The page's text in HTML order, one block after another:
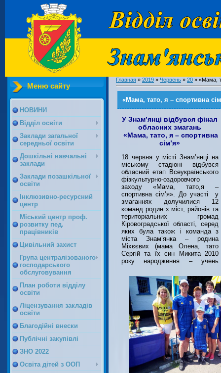
Меню сайту
НОВИНИ
Відділ освіти
Заклади загальної
середньої освіти
Дошкільні навчальні
заклади
Заклади позашкільної
освіти
Інклюзивно-ресурсний
центр
Міський центр проф.
розвитку пед.
працівників
Цивільний захист
Група централізованого
господарського
обслуговування
План роботи відділу
освіти
Ліцензування закладів
освіти
Благодійні внески
Публічні закупівлі
ЗНО 2022
Освіта дітей з ООП
Главная » 2019 » Червень » 20 » «Мама,
«Мама, тато, я – спортивна
У Знам’янці відбувся фінал
обласних змагань
«Мама, тато, я – спортивна
сім’я»
18 червня у місті Знам’янці на
міському стадіоні відбувся
обласний етап Всеукраїнського
фізкультурно-оздоровчого
заходу «Мама, тато,я –
спортивна сім’я». До участі у
змаганнях долучилися 12
команд родин з міст, районів та
територіальних громад
Кіровоградської області, серед
яких була також і команда з
міста Знам’янка – родина
Міхєєвих (мама Олена, тато
Сергій та їх син Микита 2010
року народження – учень